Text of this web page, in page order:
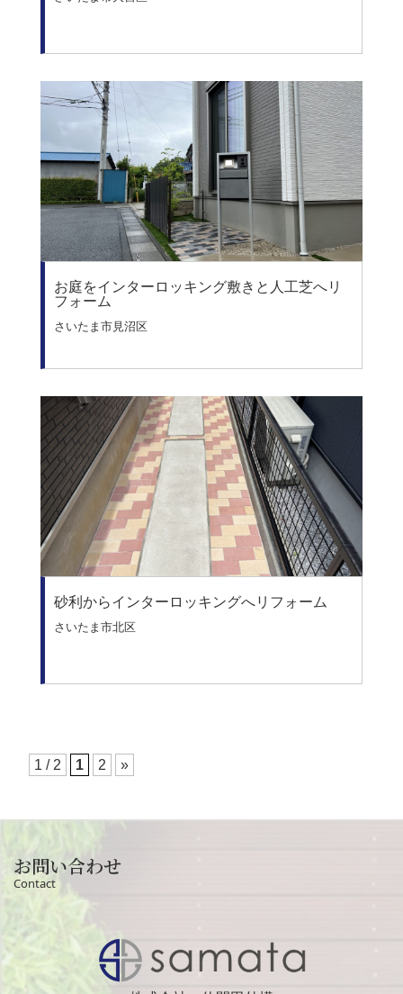
お庭をインターロッキング敷きと人工芝へリ
フォーム
さいたま市見沼区
砂利からインターロッキングへリフォーム
さいたま市北区
1 / 2 1 2 »
お問い合わせ
Contact